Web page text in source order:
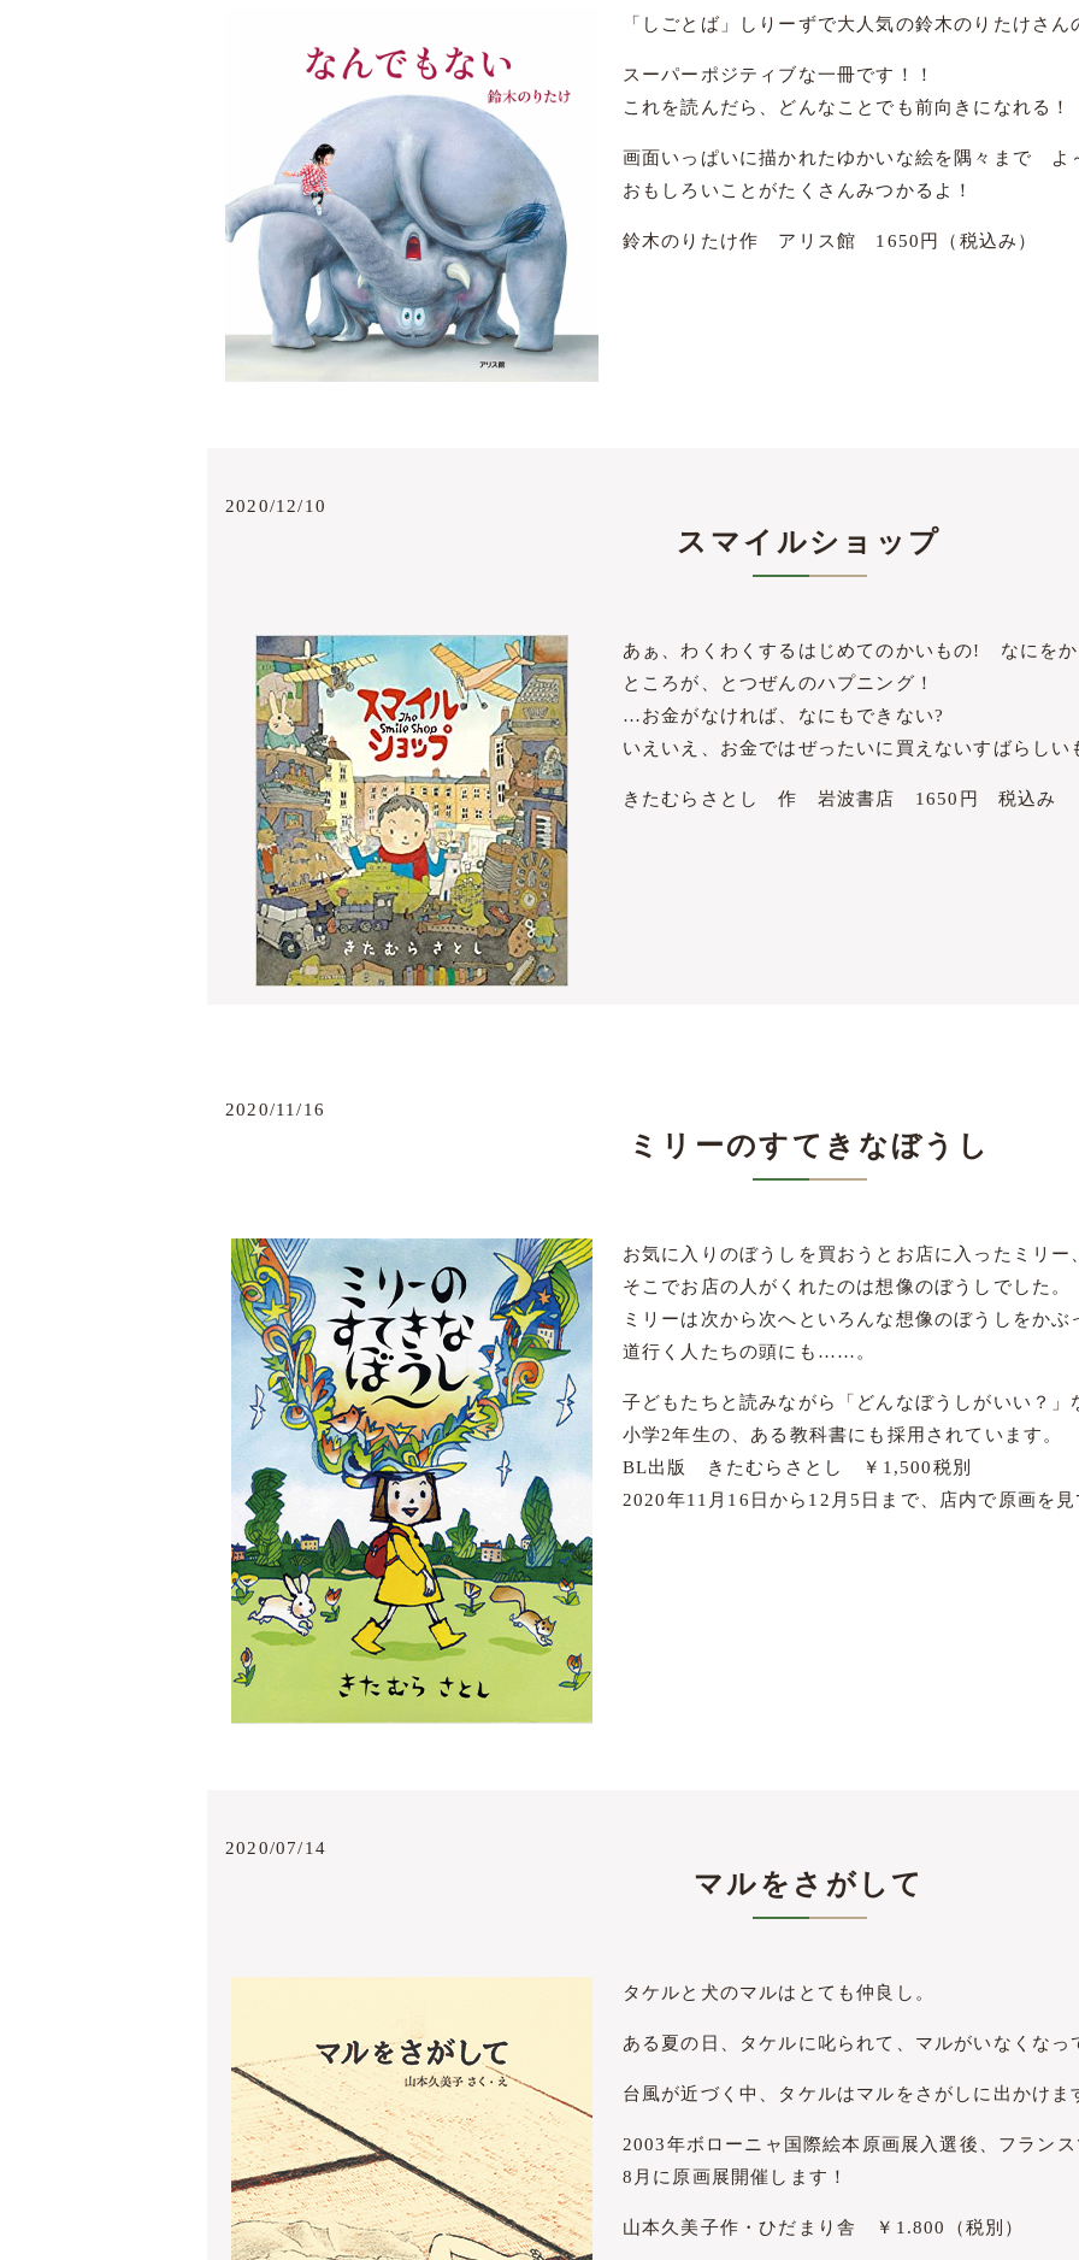
「しごとば」しりーずで大人気の鈴木のりたけさん
スーパーポジティブな一冊です！！
これを読んだら、どんなことでも前向きになれる！
画面いっぱいに描かれたゆかいな絵を隅々まで よ
おもしろいことがたくさんみつかるよ！
鈴木のりたけ作 アリス館 1650円（税込み）
2020/12/10
スマイルショップ
あぁ、わくわくするはじめてのかいもの! なにを
ところが、とつぜんのハプニング！
…お金がなければ、なにもできない?
いえいえ、お金ではぜったいに買えないすばらし
きたむらさとし 作 岩波書店 1650円 税込み
2020/11/16
ミリーのすてきなぼうし
お気に入りのぼうしを買おうとお店に入ったミリー
そこでお店の人がくれたのは想像のぼうしでした。
ミリーは次から次へといろんな想像のぼうしをかぶ
道行く人たちの頭にも……。
子どもたちと読みながら「どんなぼうしがいい？
小学2年生の、ある教科書にも採用されています。
BL出版 きたむらさとし ￥1,500税別
2020年11月16日から12月5日まで、店内で原画を
2020/07/14
マルをさがして
タケルと犬のマルはとても仲良し。
ある夏の日、タケルに叱られて、マルがいなくなっ
台風が近づく中、タケルはマルをさがしに出かけま
2003年ボローニャ国際絵本原画展入選後、フラン
8月に原画展開催します！
山本久美子作・ひだまり舎 ￥1.800（税別）